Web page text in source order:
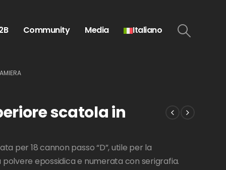
Community Media Italiano
scatola in
per 18 cannon passo “D”, utile per la
polvere epossidica e numerata con serigrafia.